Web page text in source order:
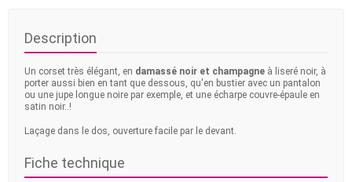
Description
Un corset très élégant, en damassé noir et champagne à liseré noir, à
porter aussi bien en tant que dessous, qu'en bustier avec un pantalon
ou une jupe longue noire par exemple, et une écharpe couvre-épaule en
satin noir..!
Laçage dans le dos, ouverture facile par le devant.
Fiche technique